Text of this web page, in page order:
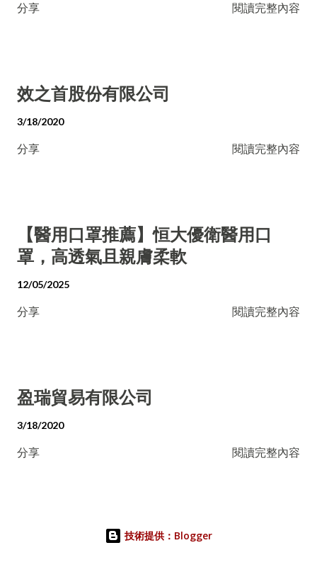
分享 閱讀完整內容
效之首股份有限公司
3/18/2020
分享 閱讀完整內容
【醫用口罩推薦】恒大優衛醫用口
罩，高透氣且親膚柔軟
12/05/2025
分享 閱讀完整內容
盈瑞貿易有限公司
3/18/2020
分享 閱讀完整內容
技術提供：Blogger